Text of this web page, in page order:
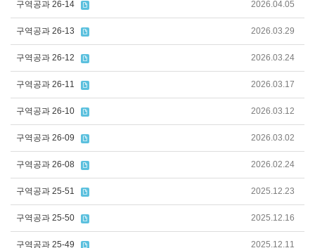
구역공과 26-14 2026.04.05
구역공과 26-13 2026.03.29
구역공과 26-12 2026.03.24
구역공과 26-11 2026.03.17
구역공과 26-10 2026.03.12
구역공과 26-09 2026.03.02
구역공과 26-08 2026.02.24
구역공과 25-51 2025.12.23
구역공과 25-50 2025.12.16
구역공과 25-49 2025.12.11